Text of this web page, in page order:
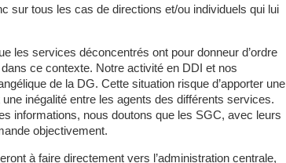
sur tous les cas de directions et/ou individuels qui lui
les services déconcentrés ont pour donneur d’ordre
ce contexte. Notre activité en DDI et nos
de la DG. Cette situation risque d’apporter une
inégalité entre les agents des différents services.
informations, nous doutons que les SGC, avec leurs
objectivement.
à faire directement vers l’administration centrale,